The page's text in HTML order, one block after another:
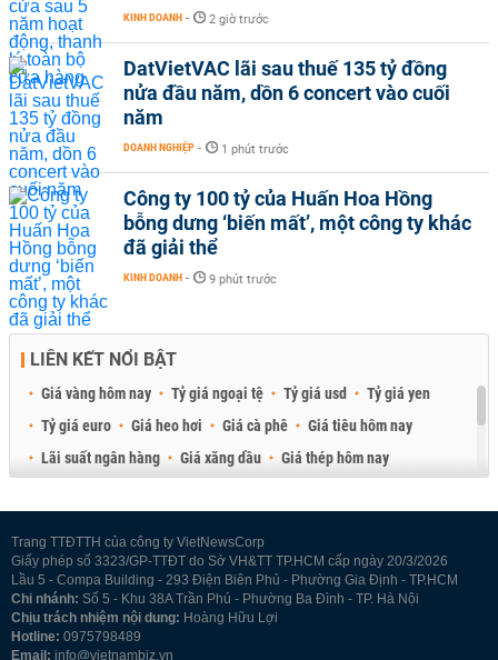
KINH DOANH - 2 giờ trước
DatVietVAC lãi sau thuế 135 tỷ đồng
nửa đầu năm, dồn 6 concert vào cuối
năm
DOANH NGHIỆP - 1 phút trước
Công ty 100 tỷ của Huấn Hoa Hồng
bỗng dưng ‘biến mất’, một công ty khác
đã giải thể
KINH DOANH - 9 phút trước
LIÊN KẾT NỔI BẬT
Giá vàng hôm nay Tỷ giá ngoại tệ Tỷ giá usd
Tỷ giá yen
Tỷ giá euro
Giá heo hơi Giá cà phê
Giá tiêu hôm nay
Lãi suất ngân hàng
Giá xăng dầu
Giá thép hôm nay
Trang TTĐTTH của công ty VietNewsCorp
Giấy phép số 3323/GP-TTĐT do Sở VH&TT TP.HCM cấp ngày 20/3/2026
Lầu 5 - Compa Building - 293 Điện Biên Phủ - Phường Gia Định - TP.HCM
Chi nhánh: Số 5 - Khu 38A Trần Phú - Phường Ba Đình - TP. Hà Nội
Chịu trách nhiệm nội dung: Hoàng Hữu Lợi
Hotline: 0975798489
Email: info@vietnambiz.vn